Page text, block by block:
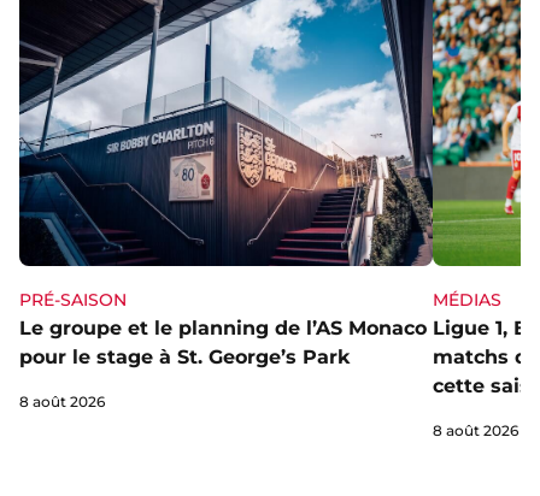
PRÉ-SAISON
Le groupe et le planning de l’AS Monaco
pour le stage à St. George’s Park
8 août 2026
MÉDIAS
Ligue 1,
matchs
cette
8 août 2026